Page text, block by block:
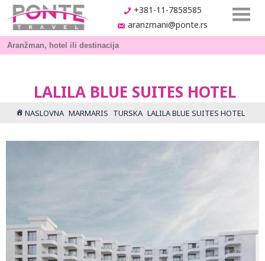
+381-11-7858585
aranzmani@ponte.rs
LALILA BLUE SUITES HOTEL
NASLOVNA MARMARIS TURSKA LALILA BLUE SUITES HOTEL